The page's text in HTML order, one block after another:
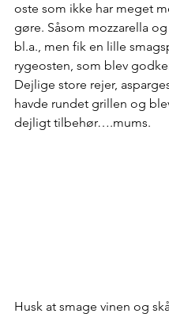
oste som ikke har meget
gøre. Såsom mozzarella
bl.a., men fik en lille
rygeosten, som blev
Dejlige store rejer,
havde rundet grillen og
dejligt tilbehør….mums.
Husk at smage vinen og